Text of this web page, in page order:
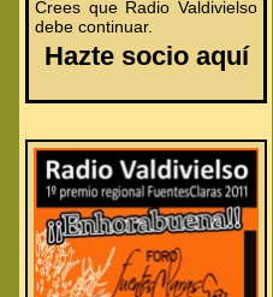
Crees que Radio Valdivielso
debe continuar.
.
Hazte socio aquí
.
.
.